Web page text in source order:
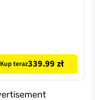
Kup teraz339.99 zł